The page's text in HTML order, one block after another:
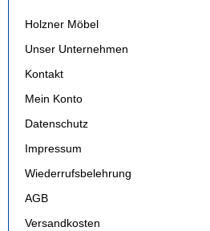
Holzner Möbel
Unser Unternehmen
Kontakt
Mein Konto
Datenschutz
Impressum
Wiederrufsbelehrung
AGB
Versandkosten